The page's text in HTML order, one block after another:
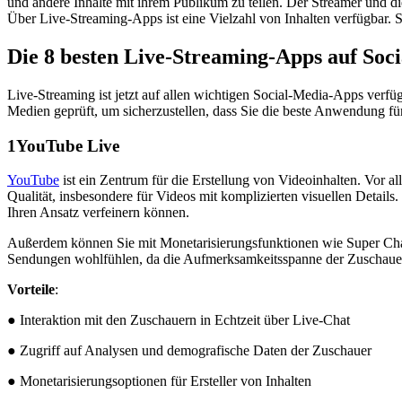
Über Live-Streaming-Apps ist eine Vielzahl von Inhalten verfügbar.
Die 8 besten Live-Streaming-Apps auf
Live-Streaming ist jetzt auf allen wichtigen Social-Media-Apps
Medien geprüft, um sicherzustellen, dass Sie die beste Anwendung
1YouTube Live
YouTube ist ein Zentrum für die Erstellung von Videoinhalten. Vor
Qualität, insbesondere für Videos mit komplizierten visuellen
Ihren Ansatz verfeinern können.
Außerdem können Sie mit Monetarisierungsfunktionen wie Super
Sendungen wohlfühlen, da die Aufmerksamkeitsspanne der
Vorteile:
● Interaktion mit den Zuschauern in Echtzeit über Live-Chat
● Zugriff auf Analysen und demografische Daten der Zuschauer
● Monetarisierungsoptionen für Ersteller von Inhalten